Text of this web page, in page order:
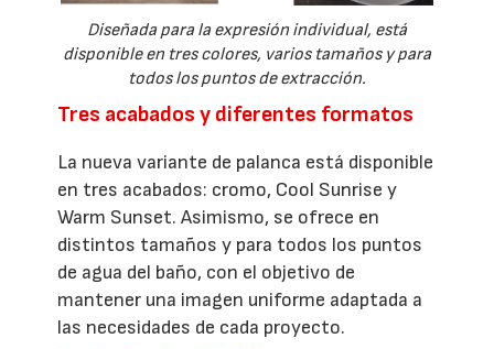
Diseñada para la expresión individual, está
disponible en tres colores, varios tamaños y para
todos los puntos de extracción.
Tres acabados y diferentes formatos
La nueva variante de palanca está disponible
en tres acabados: cromo, Cool Sunrise y
Warm Sunset. Asimismo, se ofrece en
distintos tamaños y para todos los puntos
de agua del baño, con el objetivo de
mantener una imagen uniforme adaptada a
las necesidades de cada proyecto.